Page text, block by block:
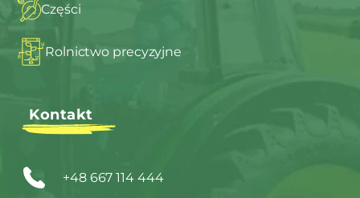
Części
Rolnictwo precyzyjne
Kontakt
+48 667 114 444